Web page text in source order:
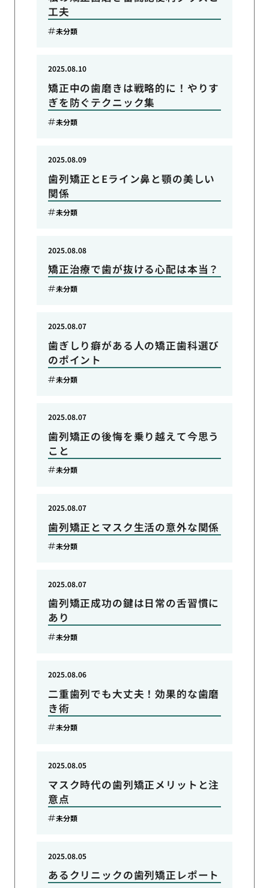
工夫
未分類
矯正中の歯磨きは戦略的に！やりす
ぎを防ぐテクニック集
2025.08.10
未分類
歯列矯正とEライン鼻と顎の美しい
関係
2025.08.09
未分類
矯正治療で歯が抜ける心配は本当？
2025.08.08
未分類
歯ぎしり癖がある人の矯正歯科選び
のポイント
2025.08.07
未分類
歯列矯正の後悔を乗り越えて今思う
こと
2025.08.07
未分類
歯列矯正とマスク生活の意外な関係
2025.08.07
未分類
歯列矯正成功の鍵は日常の舌習慣に
あり
2025.08.07
未分類
二重歯列でも大丈夫！効果的な歯磨
き術
2025.08.06
未分類
マスク時代の歯列矯正メリットと注
意点
2025.08.05
未分類
あるクリニックの歯列矯正レポート
2025.08.05